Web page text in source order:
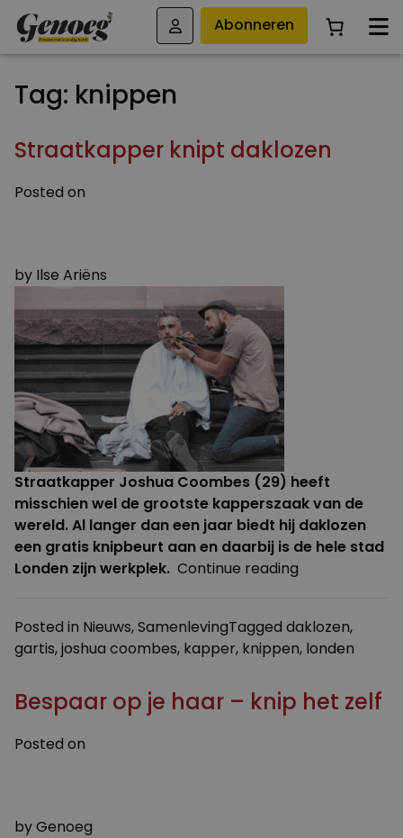
Abonneren
Tag: knippen
Straatkapper knipt daklozen
Posted on
by Ilse Ariëns
Straatkapper Joshua Coombes (29) heeft
misschien wel de grootste kapperszaak van de
wereld. Al langer dan een jaar biedt hij daklozen
een gratis knipbeurt aan en daarbij is de hele stad
Londen zijn werkplek. Continue reading
Posted in Nieuws,SamenlevingTagged daklozen,
gartis,joshua coombes, kapper, knippen, londen
Bespaar op je haar – knip het zelf
Posted on
byGenoeg